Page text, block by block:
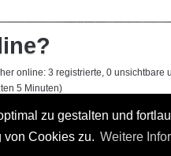
zu gestalten und
von Cookies zu. Weitere
online: 3 registrierte, 0 unsichtbare
5 Minuten)
Adsense [Bot] Majestic-12